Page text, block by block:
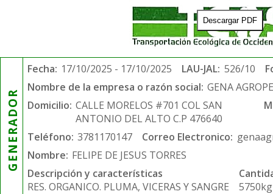
Descargar PDF
GENERADOR
Fecha: 17/10/2025 - 17/10/2025 LAU-JAL: 526/10
Nombre de la empresa o razón social: GENA
Domicilio: CALLE MORELOS #701 COL SAN
ANTONIO DEL ALTO C.P 476640
Teléfono: 3781170147 Correo Electronico:
Nombre: FELIPE DE JESUS TORRES
Descripción y características
RES. ORGANICO. PLUMA, VICERAS Y SANGRE
5750kg